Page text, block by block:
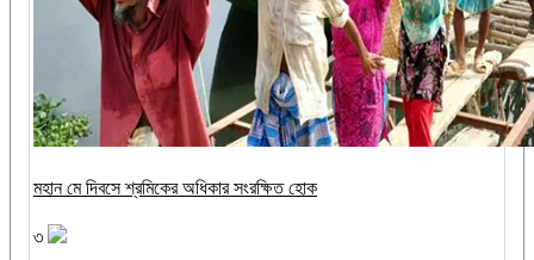
মহান মে দিবসে শ্রমিকের অধিকার সংরক্ষিত হোক
৩